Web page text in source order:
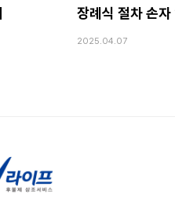
장례식 절차 손
2025.04.07